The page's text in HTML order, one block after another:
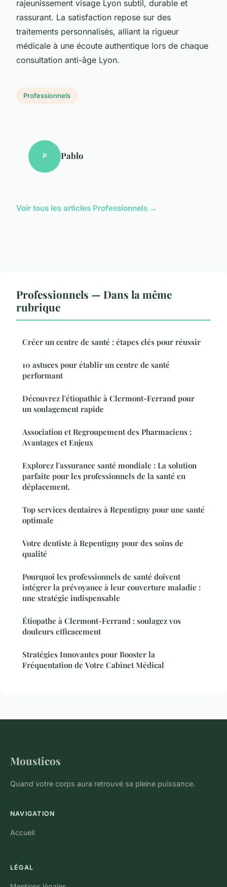
rajeunissement visage Lyon subtil, durable et
rassurant. La satisfaction repose sur des
traitements personnalisés, alliant la rigueur
médicale à une écoute authentique lors de chaque
consultation anti-âge Lyon.
Professionnels
P Pablo
Voir tous les articles Professionnels →
Professionnels — Dans la même
rubrique
Créer un centre de santé : étapes clés pour réussir
10 astuces pour établir un centre de santé
performant
Découvrez l'étiopathie à Clermont-Ferrand pour
un soulagement rapide
Association et Regroupement des Pharmaciens :
Avantages et Enjeux
Explorez l'assurance santé mondiale : La solution
parfaite pour les professionnels de la santé en
déplacement.
Top services dentaires à Repentigny pour une santé
optimale
Votre dentiste à Repentigny pour des soins de
qualité
Pourquoi les professionnels de santé doivent
intégrer la prévoyance à leur couverture maladie :
une stratégie indispensable
Étiopathe à Clermont-Ferrand : soulagez vos
douleurs efficacement
Stratégies Innovantes pour Booster la
Fréquentation de Votre Cabinet Médical
Mousticos
Quand votre corps aura retrouvé sa pleine puissance.
NAVIGATION
Accueil
LÉGAL